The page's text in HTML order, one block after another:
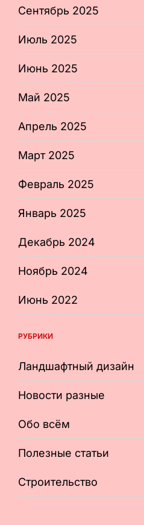
Сентябрь 2025
Июль 2025
Июнь 2025
Май 2025
Апрель 2025
Март 2025
Февраль 2025
Январь 2025
Декабрь 2024
Ноябрь 2024
Июнь 2022
РУБРИКИ
Ландшафтный дизайн
Новости разные
Обо всём
Полезные статьи
Строительство